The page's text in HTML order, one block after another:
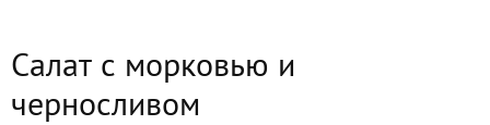
Салат с морковью и
черносливом